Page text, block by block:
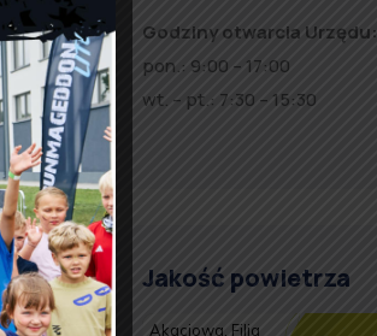
Godziny otwarcia Urzędu:
pon.: 9:00 – 17:00
wt. – pt.: 7:30 – 15:30
Jakość powietrza